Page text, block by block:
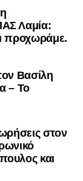
Λαμία:
προχωράμε.
Βασίλη
– Το
στον
και